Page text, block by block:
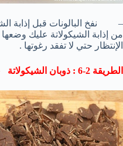
– نفخ البالونات قبل إذابة
من إذابة الشيكولاتة عليك
الإنتظار حتي لا تفقد رغوتها .
الطريقة 2-6 : ذوبان الشيكولاتة